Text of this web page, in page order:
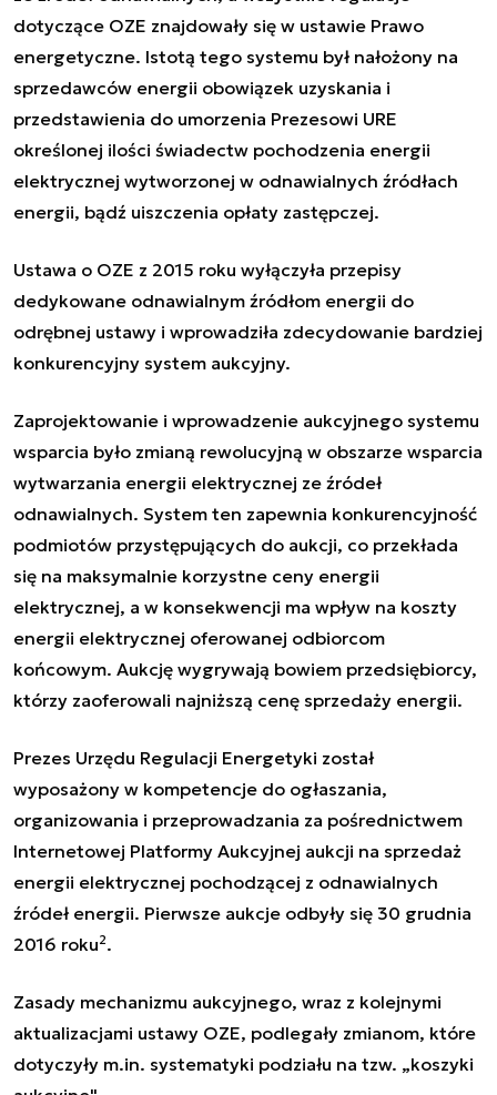
dotyczące OZE znajdowały się w ustawie Prawo
energetyczne. Istotą tego systemu był nałożony na
sprzedawców energii obowiązek uzyskania i
przedstawienia do umorzenia Prezesowi URE
określonej ilości świadectw pochodzenia energii
elektrycznej wytworzonej w odnawialnych źródłach
energii, bądź uiszczenia opłaty zastępczej.
Ustawa o OZE z 2015 roku wyłączyła przepisy
dedykowane odnawialnym źródłom energii do
odrębnej ustawy i wprowadziła zdecydowanie bardziej
konkurencyjny system aukcyjny.
Zaprojektowanie i wprowadzenie aukcyjnego systemu
wsparcia było zmianą rewolucyjną w obszarze wsparcia
wytwarzania energii elektrycznej ze źródeł
odnawialnych. System ten zapewnia konkurencyjność
podmiotów przystępujących do aukcji, co przekłada
się na maksymalnie korzystne ceny energii
elektrycznej, a w konsekwencji ma wpływ na koszty
energii elektrycznej oferowanej odbiorcom
końcowym. Aukcję wygrywają bowiem przedsiębiorcy,
którzy zaoferowali najniższą cenę sprzedaży energii.
Prezes Urzędu Regulacji Energetyki został
wyposażony w kompetencje do ogłaszania,
organizowania i przeprowadzania za pośrednictwem
Internetowej Platformy Aukcyjnej aukcji na sprzedaż
energii elektrycznej pochodzącej z odnawialnych
źródeł energii. Pierwsze aukcje odbyły się 30 grudnia
2016 roku2.
Zasady mechanizmu aukcyjnego, wraz z kolejnymi
aktualizacjami ustawy OZE, podlegały zmianom, które
dotyczyły m.in. systematyki podziału na tzw. „koszyki